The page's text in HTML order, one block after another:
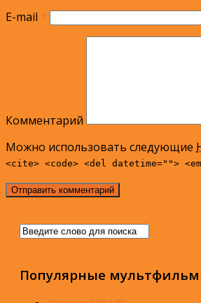
E-mail *
Комментарий
Можно использовать следующие
<cite> <code> <del datetime="">
Популярные